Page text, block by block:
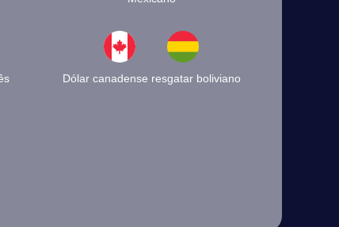
Dólar canadense resgatar boliviano